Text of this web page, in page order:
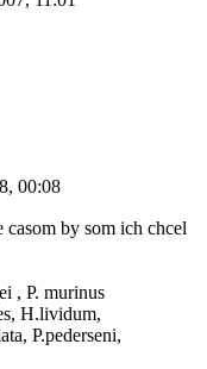
00:08
by som ich chcel
, P. murinus
H.lividum,
P.pederseni,